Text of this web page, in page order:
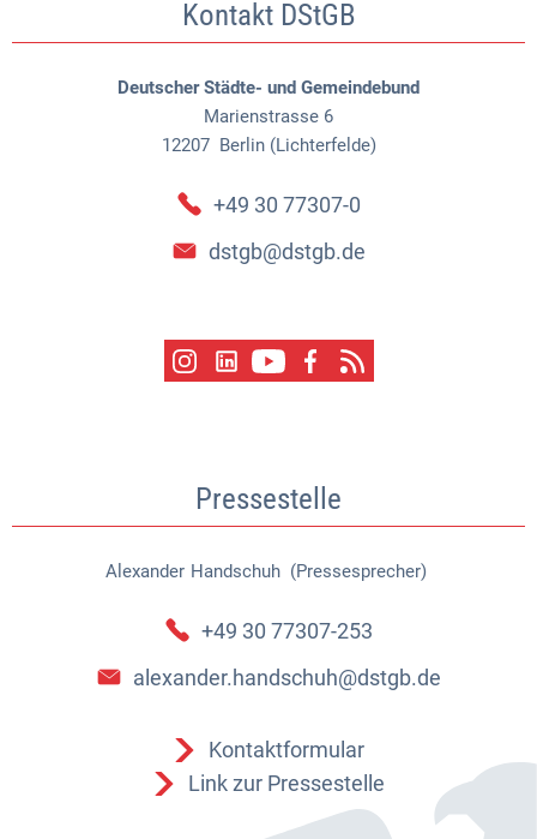
Kontakt DStGB
Deutscher Städte- und Gemeindebund
Marienstrasse 6
12207 Berlin (Lichterfelde)
+49 30 77307-0
dstgb@dstgb.de
Pressestelle
Alexander Handschuh (Pressesprecher)
Alexander Handschuh
+49 30 77307-253
alexander.handschuh@dstgb.de
Kontaktformular
Link zur Pressestelle